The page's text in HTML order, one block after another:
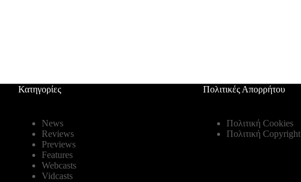
Κατηγορίες
News
Reviews
Previews
Features
Webcasts
Vidcasts
Πολιτικές Απορρήτου
Πολιτική Cookies
Πολιτική Copyright